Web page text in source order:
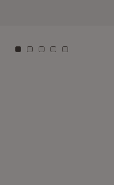
Zu Kachel: 0
Zu Kachel: 3
Zu Kachel: 6
Zu Kachel: 9
Zu Kachel: 12